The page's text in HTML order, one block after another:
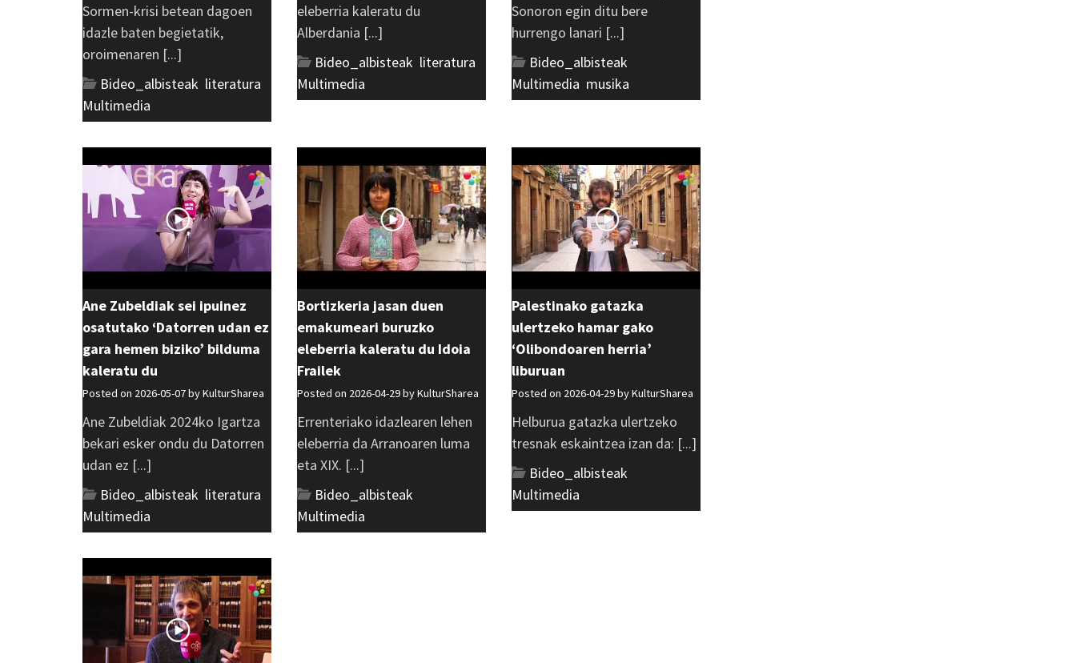
Sormen-krisi betean dagoen
idazle baten begietatik,
oroimenaren [...]
Bideo_albisteak literatura
Multimedia
eleberria kaleratu du
Alberdania [...]
Bideo_albisteak literatura
Multimedia
Sonoron egin ditu bere
hurrengo lanari [...]
Bideo_albisteak
Multimedia musika
Ane Zubeldiak sei ipuinez
osatutako ‘Datorren udan ez
gara hemen biziko’ bilduma
kaleratu du
Posted on 2026-05-07 byKulturSharea
Ane Zubeldiak 2024ko Igartza
bekari esker ondu du Datorren
udan ez [...]
Bideo_albisteak literatura
Multimedia
Bortizkeria jasan duen
emakumeari buruzko
eleberria kaleratu du Idoia
Frailek
Posted on 2026-04-29 byKulturSharea
Errenteriako idazlearen lehen
eleberria da Arranoaren luma
eta XIX. [...]
Bideo_albisteak
Multimedia
Palestinako gatazka
ulertzeko hamar gako
‘Olibondoaren herria’
liburuan
Posted on 2026-04-29 byKulturSharea
Helburua gatazka ulertzeko
tresnak eskaintzea izan da: [...]
Bideo_albisteak
Multimedia